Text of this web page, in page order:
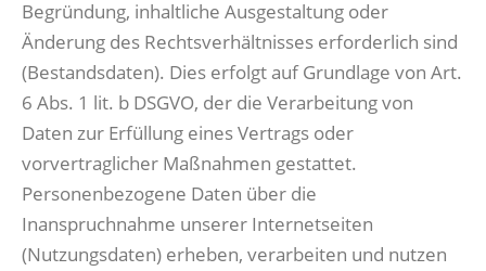
Begründung, inhaltliche Ausgestaltung oder
Änderung des Rechtsverhältnisses erforderlich sind
(Bestandsdaten). Dies erfolgt auf Grundlage von Art.
6 Abs. 1 lit. b DSGVO, der die Verarbeitung von
Daten zur Erfüllung eines Vertrags oder
vorvertraglicher Maßnahmen gestattet.
Personenbezogene Daten über die
Inanspruchnahme unserer Internetseiten
(Nutzungsdaten) erheben, verarbeiten und nutzen